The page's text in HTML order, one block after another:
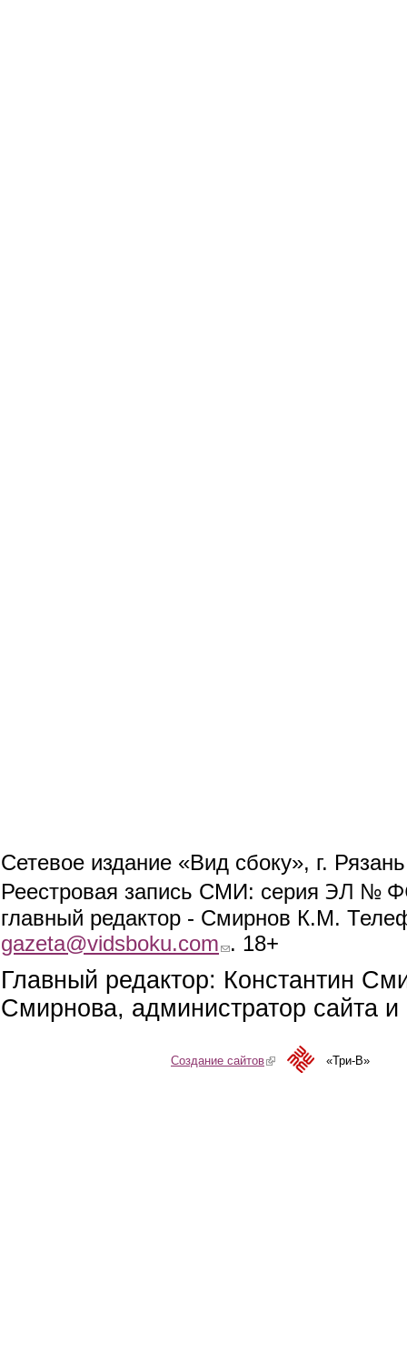
Сетевое издание «Вид сбоку», г.
Реестровая запись СМИ: серия ЭЛ №
главный редактор - Смирнов К.М.
gazeta@vidsboku.com (link sends e-mail)
. 18+
Главный редактор: Константин
Смирнова, администратор сайта
Создание сайтов(link is external)«Три-В»